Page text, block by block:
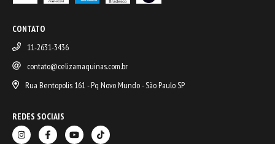
CONTATO
11-2631-3436
contato@celizamaquinas.com.br
Rua Bentopolis 161 - Pq Novo Mundo - São Paulo SP
REDES SOCIAIS